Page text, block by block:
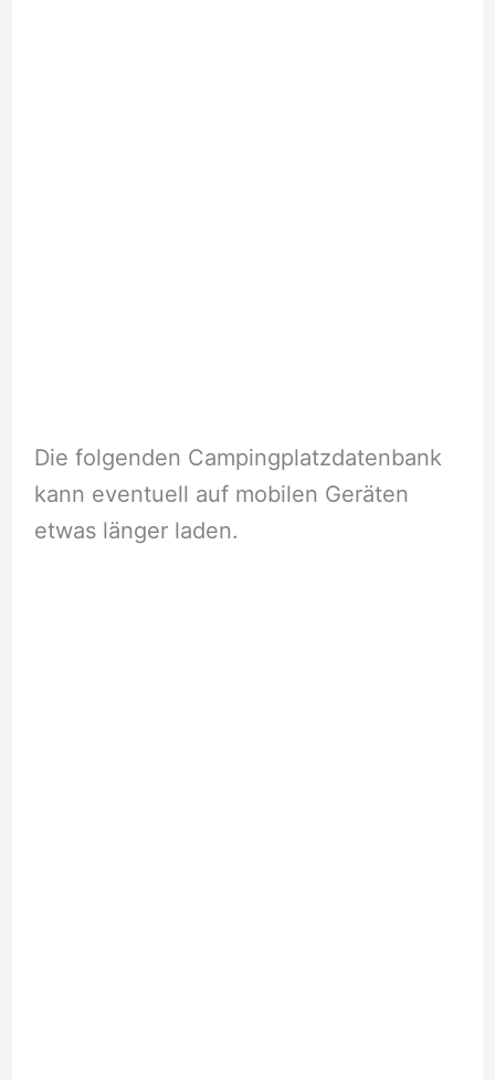
Die folgenden Campingplatzdatenbank
kann eventuell auf mobilen Geräten
etwas länger laden.